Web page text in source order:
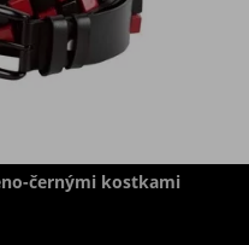
černými kostkami